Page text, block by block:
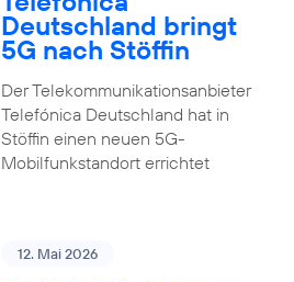
Deutschland bringt
5G nach Stöffin
Der Telekommunikationsanbieter
Telefónica Deutschland hat in
Stöffin einen neuen 5G-
Mobilfunkstandort errichtet
12. Mai 2026